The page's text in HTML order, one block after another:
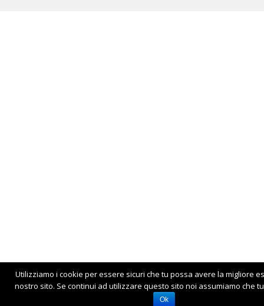
Utilizziamo i cookie per essere sicuri che tu possa avere la migliore
nostro sito. Se continui ad utilizzare questo sito noi assumiamo che
Ok